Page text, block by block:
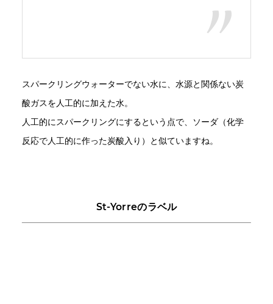
スパークリングウォーターでない水に、水源と関係ない炭
酸ガスを人工的に加えた水。
人工的にスパークリングにするという点で、ソーダ（化学
反応で人工的に作った炭酸入り）と似ていますね。
St-Yorreのラベル